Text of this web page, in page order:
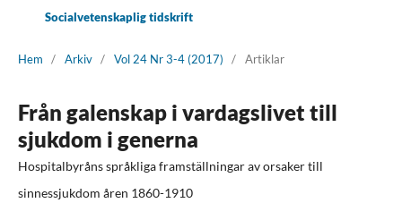
Socialvetenskaplig tidskrift
Hem / Arkiv / Vol 24 Nr 3-4 (2017) / Artiklar
Från galenskap i vardagslivet till
sjukdom i generna
Hospitalbyråns språkliga framställningar av orsaker till
sinnessjukdom åren 1860-1910